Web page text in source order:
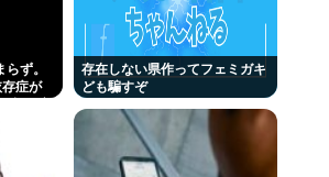
ず。
症が
存在しない県作ってフェミガキ
ども騙すぞ